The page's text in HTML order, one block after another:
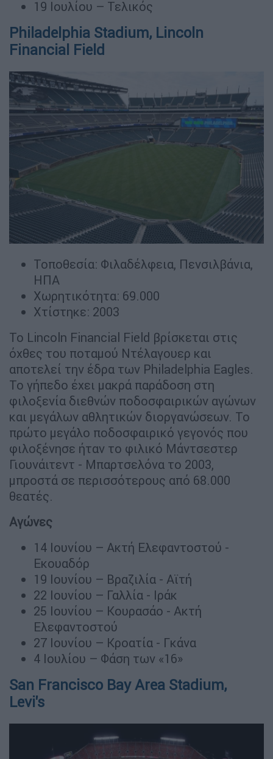
19 Ιουλίου – Τελικός
Philadelphia Stadium, Lincoln
Financial Field
Τοποθεσία: Φιλαδέλφεια, Πενσιλβάνια,
ΗΠΑ
Χωρητικότητα: 69.000
Χτίστηκε: 2003
Το Lincoln Financial Field βρίσκεται στις
όχθες του ποταμού Ντέλαγουερ και
αποτελεί την έδρα των Philadelphia Eagles.
Το γήπεδο έχει μακρά παράδοση στη
φιλοξενία διεθνών ποδοσφαιρικών αγώνων
και μεγάλων αθλητικών διοργανώσεων. Το
πρώτο μεγάλο ποδοσφαιρικό γεγονός που
φιλοξένησε ήταν το φιλικό Μάντσεστερ
Γιουνάιτεντ - Μπαρτσελόνα το 2003,
μπροστά σε περισσότερους από 68.000
θεατές.
Αγώνες
14 Ιουνίου – Ακτή Ελεφαντοστού -
Εκουαδόρ
19 Ιουνίου – Βραζιλία - Αϊτή
22 Ιουνίου – Γαλλία - Ιράκ
25 Ιουνίου – Κουρασάο - Ακτή
Ελεφαντοστού
27 Ιουνίου – Κροατία - Γκάνα
4 Ιουλίου – Φάση των «16»
San Francisco Bay Area Stadium,
Levi's